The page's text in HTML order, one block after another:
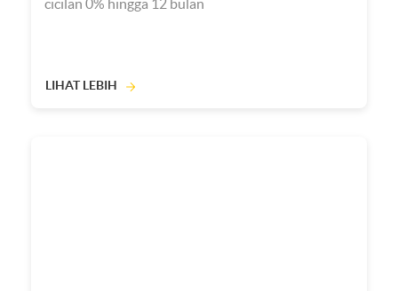
cicilan 0% hingga 12 bulan
LIHAT LEBIH